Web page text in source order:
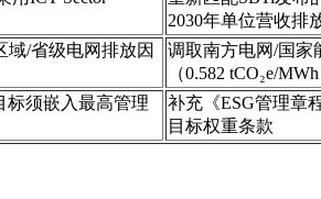
2030年单位营收排
域/省级电网排放因
调取南方电网/国家
（0.582 tCO₂e/
标须嵌入最高管理
补充《ESG管理章
目标权重条款